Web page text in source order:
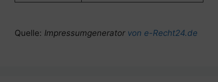
Quelle: Impressumgenerator von e-Recht24.de